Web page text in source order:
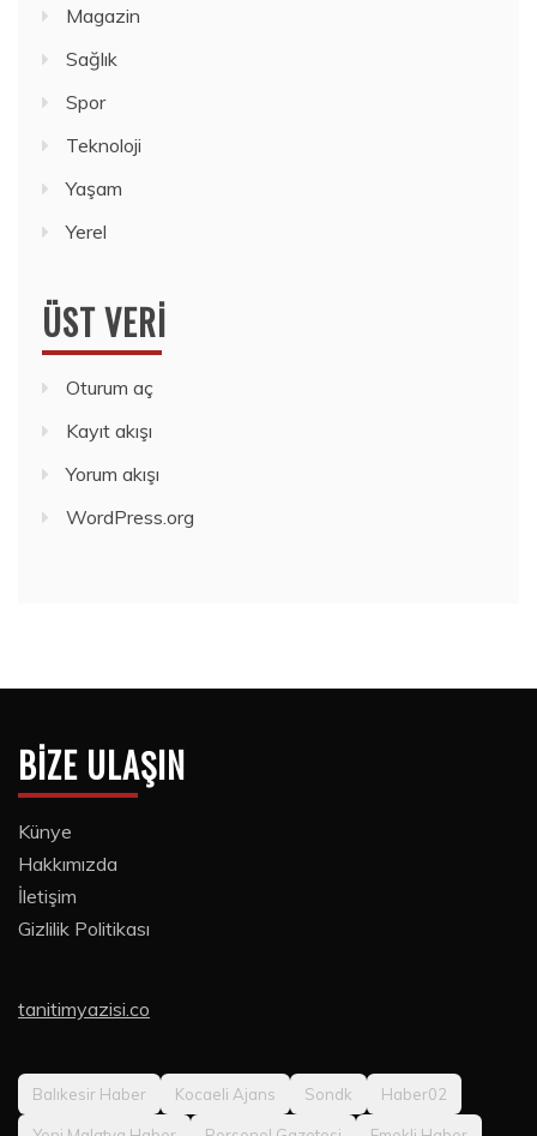
Magazin
Sağlık
Spor
Teknoloji
Yaşam
Yerel
ÜST VERI
Oturum aç
Kayıt akışı
Yorum akışı
WordPress.org
BIZE ULAŞIN
Künye
Hakkımızda
İletişim
Gizlilik Politikası
tanitimyazisi.co
Balıkesir Haber Kocaeli Ajans Sondk Haber02